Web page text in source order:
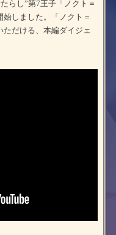
らし”第7王子「ノクト＝
しました。「ノクト＝
だける、本編ダイジェ